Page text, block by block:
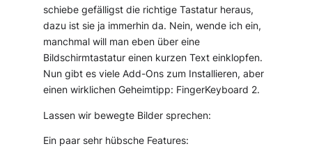
schiebe gefälligst die richtige Tastatur heraus,
dazu ist sie ja immerhin da. Nein, wende ich ein,
manchmal will man eben über eine
Bildschirmtastatur einen kurzen Text einklopfen.
Nun gibt es viele Add-Ons zum Installieren, aber
einen wirklichen Geheimtipp: FingerKeyboard 2.
Lassen wir bewegte Bilder sprechen:
Ein paar sehr hübsche Features: